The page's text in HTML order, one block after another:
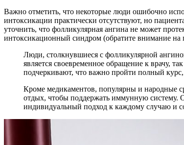
Важно отметить, что некоторые люди ошибочно
интоксикации практически отсутствуют, но
уточнить, что фолликулярная ангина не может
интоксикационный синдром (обратите внимание на
Люди, столкнувшиеся с фолликулярной
является своевременное обращение к врачу,
подчеркивают, что важно пройти полный
Кроме медикаментов, популярны и народные
отдых, чтобы поддержать иммунную систему.
индивидуальный подход к каждому случаю и